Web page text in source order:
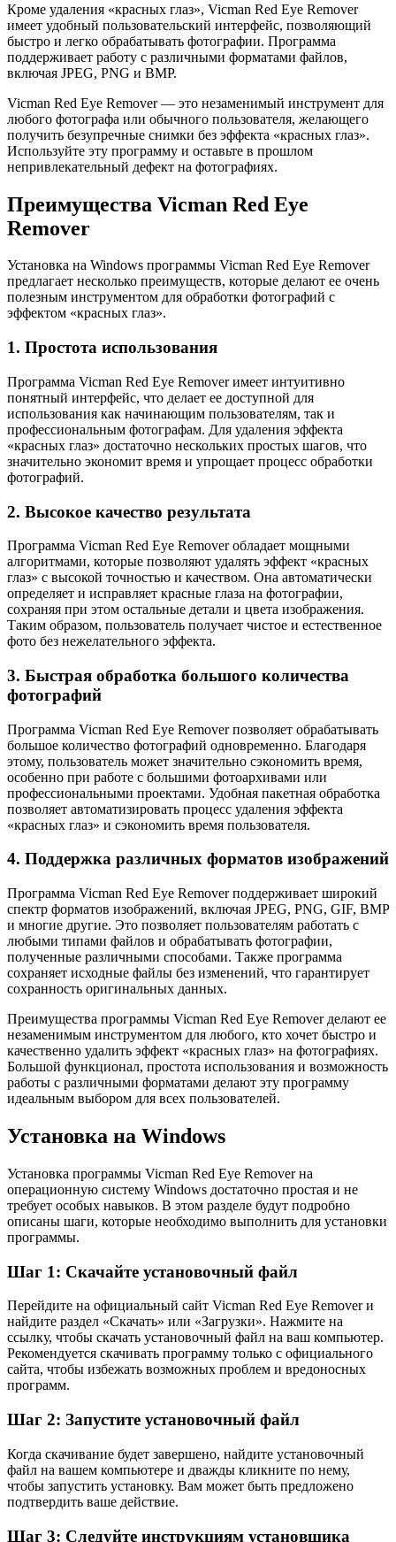
Кроме удаления «красных глаз», Vicman Red Eye Remover
имеет удобный пользовательский интерфейс, позволяющий
быстро и легко обрабатывать фотографии. Программа
поддерживает работу с различными форматами файлов,
включая JPEG, PNG и BMP.
Vicman Red Eye Remover — это незаменимый инструмент для
любого фотографа или обычного пользователя, желающего
получить безупречные снимки без эффекта «красных глаз».
Используйте эту программу и оставьте в прошлом
непривлекательный дефект на фотографиях.
Преимущества Vicman Red Eye
Remover
Установка на Windows программы Vicman Red Eye Remover
предлагает несколько преимуществ, которые делают ее очень
полезным инструментом для обработки фотографий с
эффектом «красных глаз».
1. Простота использования
Программа Vicman Red Eye Remover имеет интуитивно
понятный интерфейс, что делает ее доступной для
использования как начинающим пользователям, так и
профессиональным фотографам. Для удаления эффекта
«красных глаз» достаточно нескольких простых шагов, что
значительно экономит время и упрощает процесс обработки
фотографий.
2. Высокое качество результата
Программа Vicman Red Eye Remover обладает мощными
алгоритмами, которые позволяют удалять эффект «красных
глаз» с высокой точностью и качеством. Она автоматически
определяет и исправляет красные глаза на фотографии,
сохраняя при этом остальные детали и цвета изображения.
Таким образом, пользователь получает чистое и естественное
фото без нежелательного эффекта.
3. Быстрая обработка большого количества
фотографий
Программа Vicman Red Eye Remover позволяет обрабатывать
большое количество фотографий одновременно. Благодаря
этому, пользователь может значительно сэкономить время,
особенно при работе с большими фотоархивами или
профессиональными проектами. Удобная пакетная обработка
позволяет автоматизировать процесс удаления эффекта
«красных глаз» и сэкономить время пользователя.
4. Поддержка различных форматов изображений
Программа Vicman Red Eye Remover поддерживает широкий
спектр форматов изображений, включая JPEG, PNG, GIF, BMP
и многие другие. Это позволяет пользователям работать с
любыми типами файлов и обрабатывать фотографии,
полученные различными способами. Также программа
сохраняет исходные файлы без изменений, что гарантирует
сохранность оригинальных данных.
Преимущества программы Vicman Red Eye Remover делают ее
незаменимым инструментом для любого, кто хочет быстро и
качественно удалить эффект «красных глаз» на фотографиях.
Большой функционал, простота использования и возможность
работы с различными форматами делают эту программу
идеальным выбором для всех пользователей.
Установка на Windows
Установка программы Vicman Red Eye Remover на
операционную систему Windows достаточно простая и не
требует особых навыков. В этом разделе будут подробно
описаны шаги, которые необходимо выполнить для установки
программы.
Шаг 1: Скачайте установочный файл
Перейдите на официальный сайт Vicman Red Eye Remover и
найдите раздел «Скачать» или «Загрузки». Нажмите на
ссылку, чтобы скачать установочный файл на ваш компьютер.
Рекомендуется скачивать программу только с официального
сайта, чтобы избежать возможных проблем и вредоносных
программ.
Шаг 2: Запустите установочный файл
Когда скачивание будет завершено, найдите установочный
файл на вашем компьютере и дважды кликните по нему,
чтобы запустить установку. Вам может быть предложено
подтвердить ваше действие.
Шаг 3: Следуйте инструкциям установщика